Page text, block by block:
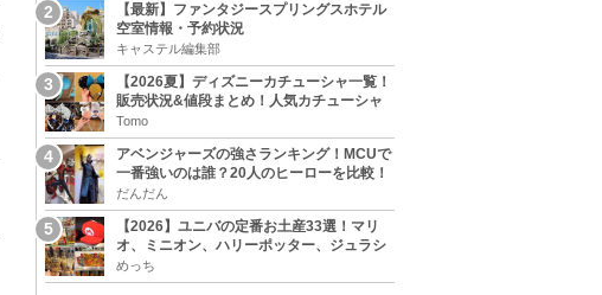
【最新】ファンタジースプリングスホテル
空室情報・予約状況
キャステル編集部
【2026夏】ディズニーカチューシャ一覧！
販売状況&値段まとめ！人気カチューシャ
をチェック
Tomo
アベンジャーズの強さランキング！MCUで
一番強いのは誰？20人のヒーローを比較！
だんだん
【2026】ユニバの定番お土産33選！マリ
オ、ミニオン、ハリーポッター、ジュラシ
ックパーク、セサミ、SINGなどのグッズ情
報
めっち